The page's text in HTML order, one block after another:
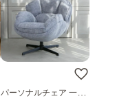
パーソナルチェア 一人